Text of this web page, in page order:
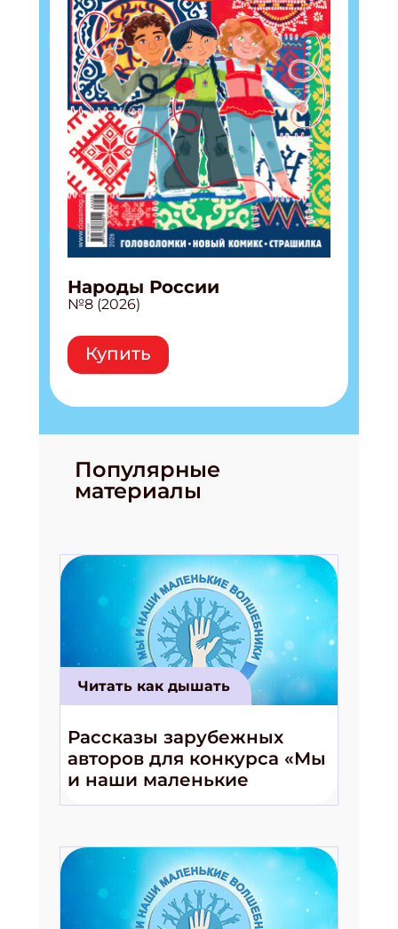
Народы России
№8 (2026)
Купить
Популярные
материалы
Читать как дышать
Рассказы зарубежных
авторов для конкурса «Мы
и наши маленькие
волшебники!»
Подпишись на рассылку
Получи электронный "Классный журнал" в
подарок!
Укажите Ваш Email